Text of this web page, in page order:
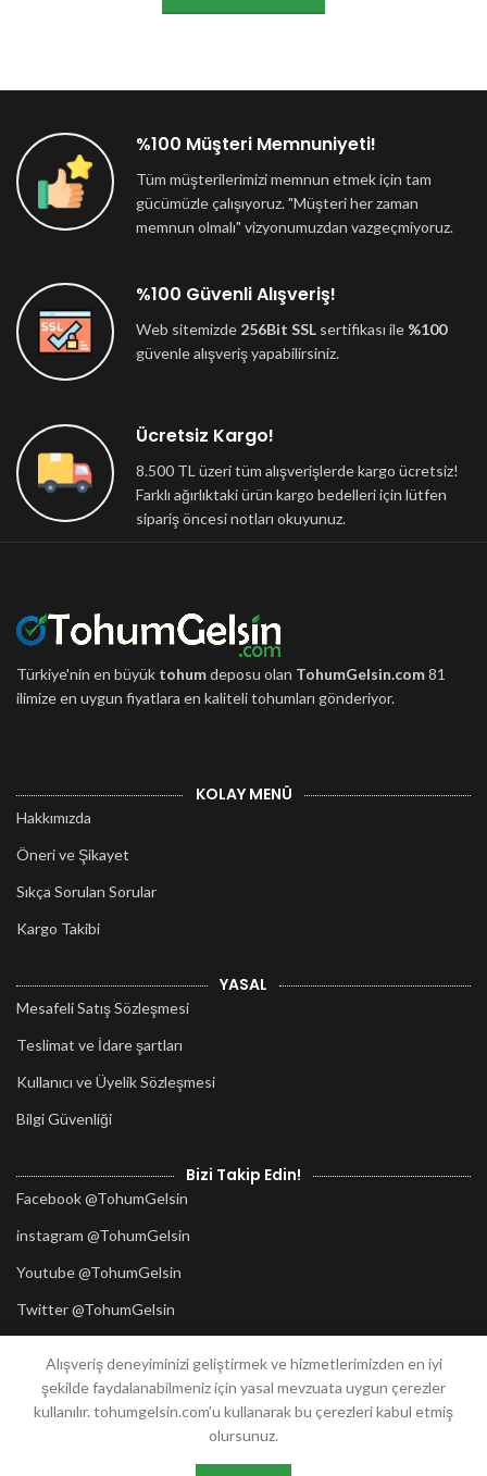
%100 Müşteri Memnuniyeti!
Tüm müşterilerimizi memnun etmek için tam
gücümüzle çalışıyoruz. "Müşteri her zaman
memnun olmalı" vizyonumuzdan vazgeçmiyoruz.
%100 Güvenli Alışveriş!
Web sitemizde 256Bit SSL sertifikası ile %100
güvenle alışveriş yapabilirsiniz.
Ücretsiz Kargo!
8.500 TL üzeri tüm alışverişlerde kargo ücretsiz!
Farklı ağırlıktaki ürün kargo bedelleri için lütfen
sipariş öncesi notları okuyunuz.
Türkiye'nin en büyük tohumdeposu olan TohumGelsin.com81
ilimize en uygun fiyatlara en kaliteli tohumları gönderiyor.
KOLAY MENÜ
Hakkımızda
Öneri ve Şikayet
Sıkça Sorulan Sorular
Kargo Takibi
YASAL
Mesafeli Satış Sözleşmesi
Teslimat ve İdare şartları
Kullanıcı ve Üyelik Sözleşmesi
Bilgi Güvenliği
Bizi Takip Edin!
Facebook @TohumGelsin
instagram @TohumGelsin
Youtube @TohumGelsin
Twitter @TohumGelsin
2020TohumGelsin.comher hakkı saklıdır.
Tasarım:Güzellik Atölyesi Mersin
Alışveriş deneyiminizi geliştirmek ve hizmetlerimizden en iyi
şekilde faydalanabilmeniz için yasal mevzuata uygun çerezler
kullanılır. tohumgelsin.com'u kullanarak bu çerezleri kabul etmiş
olursunuz.